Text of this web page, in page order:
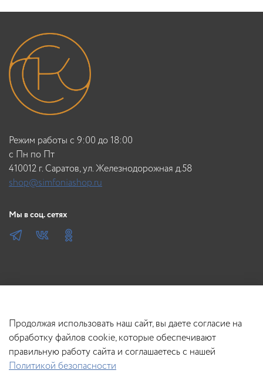
волосам ухаживающих и стайлинговых средств.
Корпус щетки изготовлен из высококачественного акрила.
Щетина особого строения изготовлена в Корее.
Закругленные кончики тонких щетинок очень мягко
воздействуют на кожу головы, не травмируя ее.
Подходит для счесывания начеса. Оказывает
антистрессовое воздействие на кожу головы.
- 6 рядов,
- желтый цвет.
Режим работы с 9:00 до 18:00
c Пн по Пт
410012 г. Саратов, ул. Железнодорожная д.58
shop@simfoniashop.ru
Мы в соц. сетях
Продолжая использовать наш сайт, вы даете согласие на
обработку файлов cookie, которые обеспечивают
правильную работу сайта и соглашаетесь с нашей
Политикой безопасности